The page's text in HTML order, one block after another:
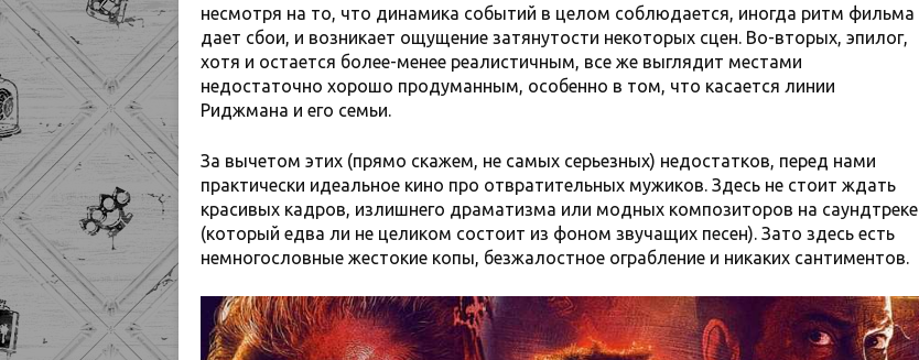
несмотря на то, что динамика событий в целом соблюдается, иногда ритм фильма
дает сбои, и возникает ощущение затянутости некоторых сцен. Во-вторых, эпилог,
хотя и остается более-менее реалистичным, все же выглядит местами
недостаточно хорошо продуманным, особенно в том, что касается линии
Риджмана и его семьи.
За вычетом этих (прямо скажем, не самых серьезных) недостатков, перед нами
практически идеальное кино про отвратительных мужиков. Здесь не стоит ждать
красивых кадров, излишнего драматизма или модных композиторов на саундтреке
(который едва ли не целиком состоит из фоном звучащих песен). Зато здесь есть
немногословные жестокие копы, безжалостное ограбление и никаких сантиментов.